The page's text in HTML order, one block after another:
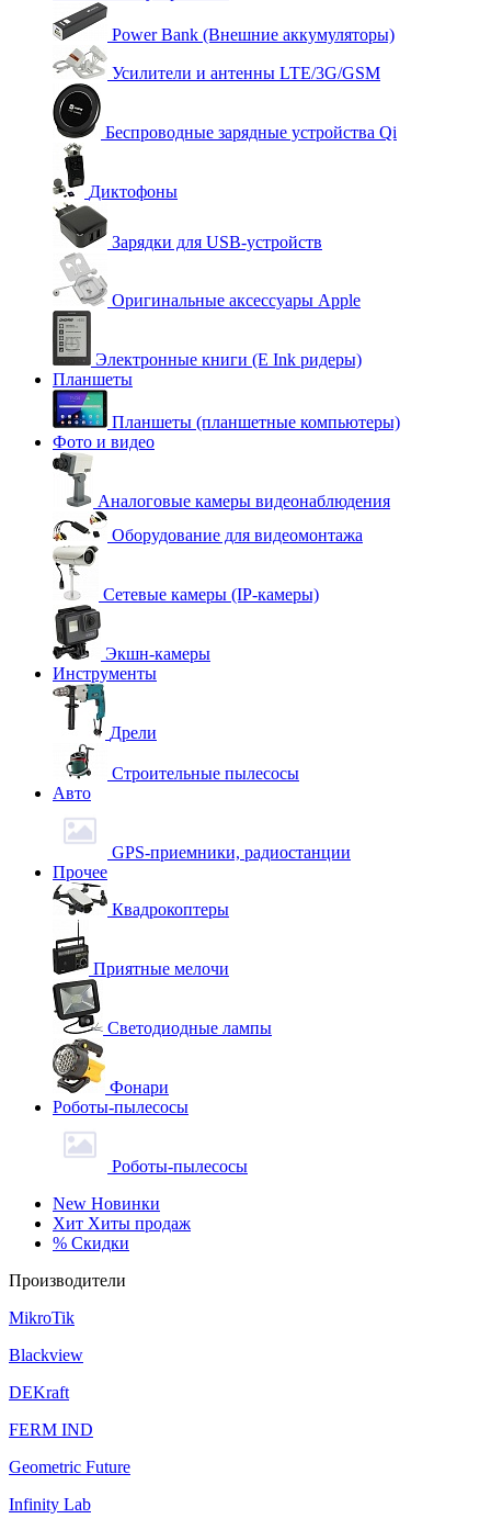
Power Bank (Внешние аккумуляторы)
Усилители и антенны LTE/3G/GSM
Беспроводные зарядные устройства Qi
Диктофоны
Зарядки для USB-устройств
Оригинальные аксессуары Apple
Электронные книги (E Ink ридеры)
Планшеты
Планшеты (планшетные компьютеры)
Фото и видео
Аналоговые камеры видеонаблюдения
Оборудование для видеомонтажа
Сетевые камеры (IP-камеры)
Экшн-камеры
Инструменты
Дрели
Строительные пылесосы
Авто
GPS-приемники, радиостанции
Прочее
Квадрокоптеры
Приятные мелочи
Светодиодные лампы
Фонари
Роботы-пылесосы
Роботы-пылесосы
New Новинки
Хит Хиты продаж
% Скидки
Производители
MikroTik
Blackview
DEKraft
FERM IND
Geometric Future
Infinity Lab